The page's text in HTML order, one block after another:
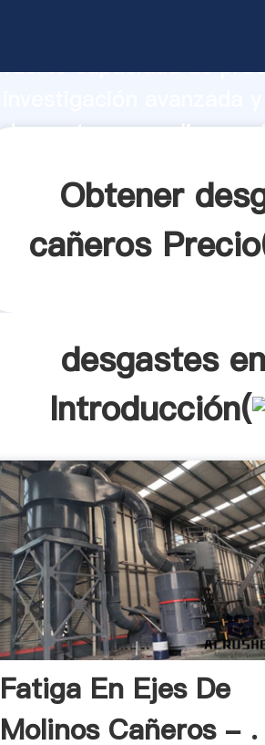
fuerte capacidad de
desgastes en molinos
Obtener
cañeros
desgastes
Introducción(
Fatiga En Ejes De
Molinos Cañeros - .